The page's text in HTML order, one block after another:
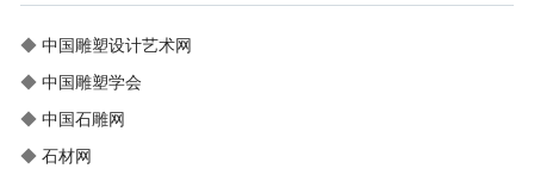
◆中国雕塑设计艺术网
◆中国雕塑学会
◆中国石雕网
◆石材网